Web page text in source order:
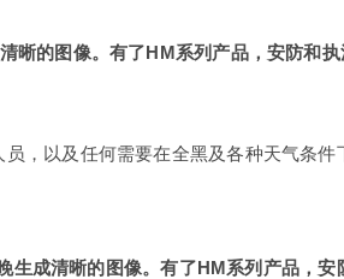
的图像。有了HM系列产品，安防和执
，以及任何需要在全黑及各种天气条
成清晰的图像。有了HM系列产品，安